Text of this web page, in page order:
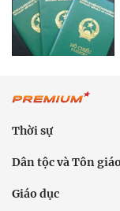
Thời sự
Dân tộc và Tôn giáo
Giáo dục